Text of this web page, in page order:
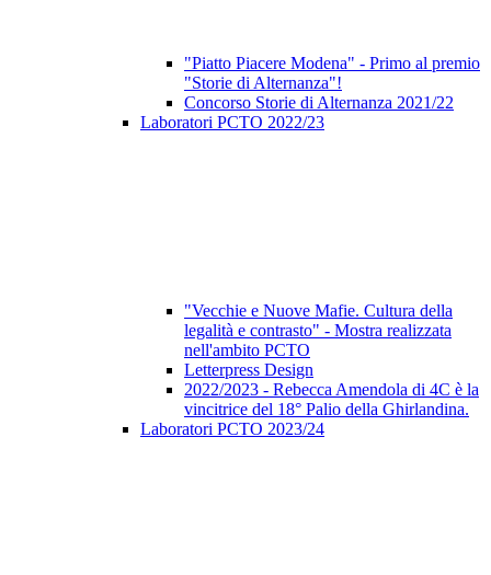
"Piatto Piacere Modena" - Primo al premio
"Storie di Alternanza"!
Concorso Storie di Alternanza 2021/22
Laboratori PCTO 2022/23
"Vecchie e Nuove Mafie. Cultura della
legalità e contrasto" - Mostra realizzata
nell'ambito PCTO
Letterpress Design
2022/2023 - Rebecca Amendola di 4C è la
vincitrice del 18° Palio della Ghirlandina.
Laboratori PCTO 2023/24